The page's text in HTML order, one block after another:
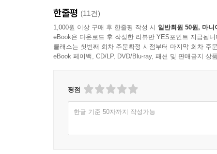
한줄평 (11건)
1,000원 이상 구매 후 한줄평 작성 시 일반회원 50원, 마니
eBook은 다운로드 후 작성한 리뷰만 YES포인트 지급됩니
클래스는 첫번째 회차 주문확정 시점부터 마지막 회차 주
eBook 페이백, CD/LP, DVD/Blu-ray, 패션 및 판매금지 상
평점
한글 기준 50자까지 작성가능